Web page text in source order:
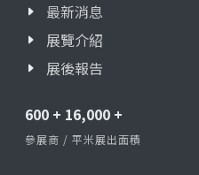
最新消息
展覽介紹
展後報告
600 + 16,000 +
參展商 / 平米展出面積